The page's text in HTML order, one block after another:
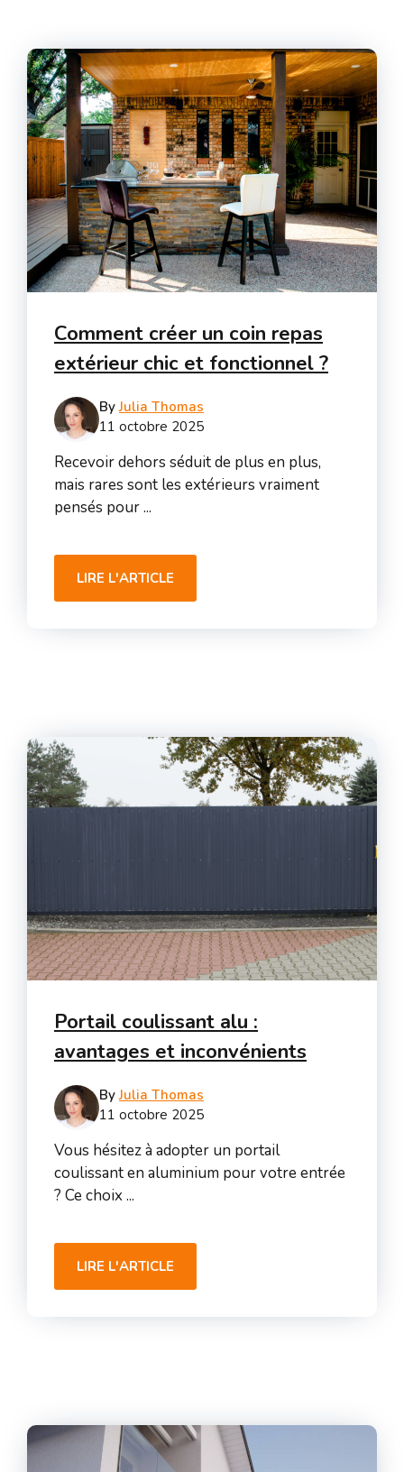
Comment créer un coin repas
extérieur chic et fonctionnel ?
ByJulia Thomas
11 octobre 2025
Recevoir dehors séduit de plus en plus,
mais rares sont les extérieurs vraiment
pensés pour ...
LIRE L'ARTICLE
Portail coulissant alu :
avantages et inconvénients
ByJulia Thomas
11 octobre 2025
Vous hésitez à adopter un portail
coulissant en aluminium pour votre entrée
? Ce choix ...
LIRE L'ARTICLE